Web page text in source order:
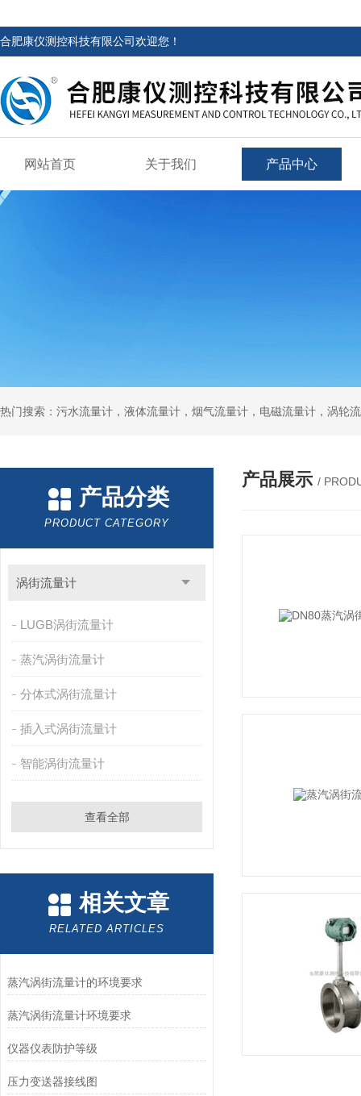
合肥康仪测控科技有限公司欢迎您！
网站首页 关于我们 产品中心
产品分类
PRODUCT CATEGORY
涡街流量计
LUGB涡街流量计
蒸汽涡街流量计
分体式涡街流量计
插入式涡街流量计
智能涡街流量计
查看全部
相关文章
RELATED ARTICLES
蒸汽涡街流量计的环境要求
蒸汽涡街流量计环境要求
仪器仪表防护等级
压力变送器接线图
产品展示 /